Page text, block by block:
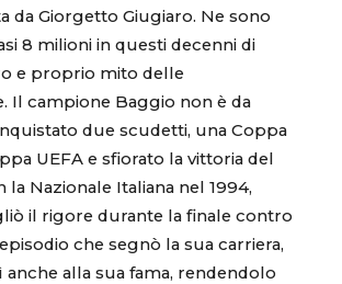
da Giorgetto Giugiaro. Ne sono
8 milioni in questi decenni di
e proprio mito delle
Il campione Baggio non è da
due scudetti, una Coppa
UEFA e sfiorato la vittoria del
la Nazionale Italiana nel 1994,
il rigore durante la finale contro
che segnò la sua carriera,
alla sua fama, rendendolo